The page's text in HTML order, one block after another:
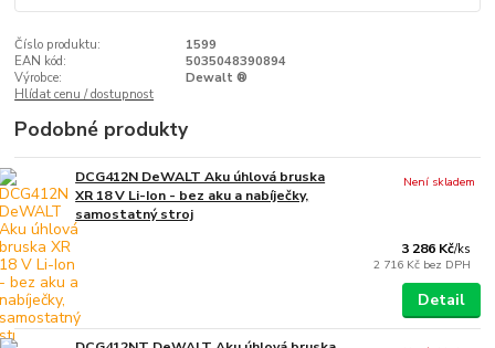
Číslo produktu:
1599
EAN kód:
5035048390894
Výrobce:
Dewalt ®
Hlídat cenu / dostupnost
Podobné produkty
DCG412N DeWALT Aku úhlová bruska
XR 18 V Li-Ion - bez aku a nabíječky,
samostatný stroj
3 286 Kč/ks
2 716 Kč bez DPH
Není skladem
Detail